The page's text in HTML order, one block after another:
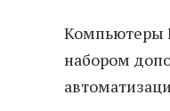
Компьютеры
набором